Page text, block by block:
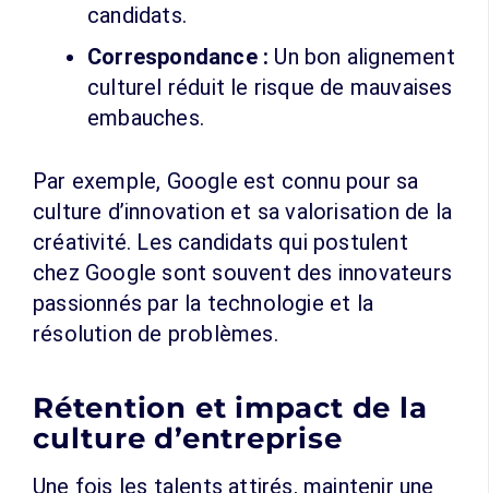
candidats.
Correspondance : Un bon alignement
culturel réduit le risque de mauvaises
embauches.
Par exemple, Google est connu pour sa
culture d’innovation et sa valorisation de la
créativité. Les candidats qui postulent
chez Google sont souvent des innovateurs
passionnés par la technologie et la
résolution de problèmes.
Rétention et impact de la
culture d’entreprise
Une fois les talents attirés, maintenir une